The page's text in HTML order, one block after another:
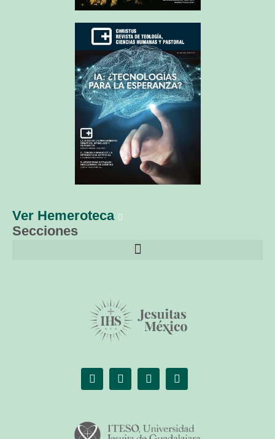
Ver Hemeroteca
Secciones